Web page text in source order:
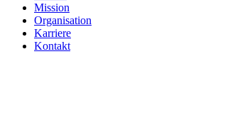
Mission
Organisation
Karriere
Kontakt